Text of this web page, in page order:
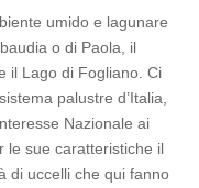
umido e lagunare
o di Paola, il
il Lago di Fogliano. Ci
palustre d’Italia,
Nazionale ai
le sue caratteristiche il
di uccelli che qui fanno